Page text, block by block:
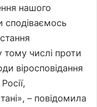
нашого
сподіваємось
тому числі проти
віросповідання
– повідомила